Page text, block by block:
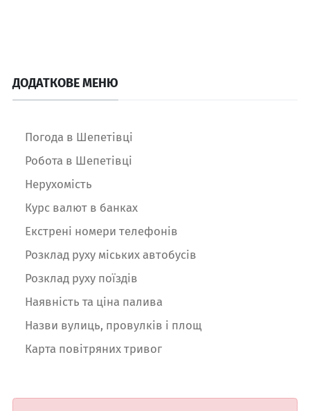
ДОДАТКОВЕ МЕНЮ
Погода в Шепетівці
Робота в Шепетівці
Нерухомість
Курс валют в банках
Екстрені номери телефонів
Розклад руху міських автобусів
Розклад руху поїздів
Наявність та ціна палива
Назви вулиць, провулків і площ
Карта повітряних тривог